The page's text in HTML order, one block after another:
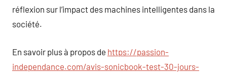
réflexion sur l’impact des machines intelligentes dans la
société.
En savoir plus à propos de https://passion-
independance.com/avis-sonicbook-test-30-jours-